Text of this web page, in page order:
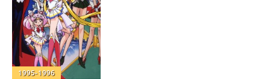
1995-1996